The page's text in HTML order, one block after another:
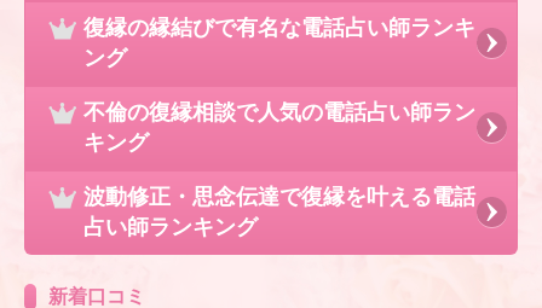
復縁の縁結びで有名な電話占い師ランキ
ング
不倫の復縁相談で人気の電話占い師ラン
キング
波動修正・思念伝達で復縁を叶える電話
占い師ランキング
新着口コミ